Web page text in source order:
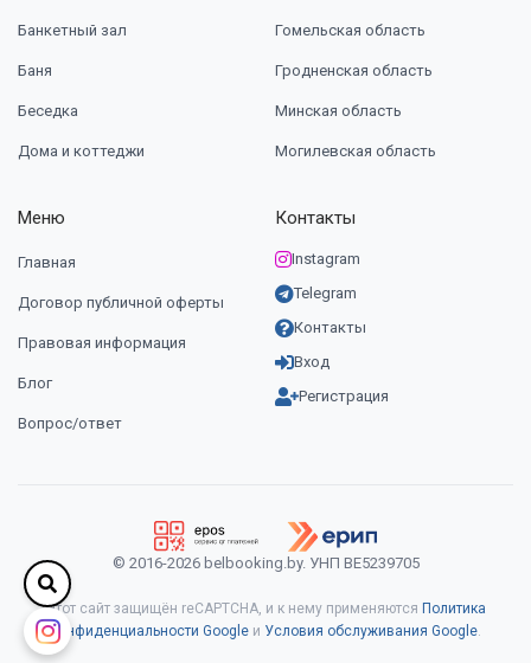
Банкетный зал
Баня
Беседка
Дома и коттеджи
Гомельская область
Гродненская область
Минская область
Могилевская область
Меню
Главная
Договор публичной оферты
Правовая информация
Блог
Вопрос/ответ
Контакты
Instagram
Telegram
Контакты
Вход
Регистрация
© 2016-2026 belbooking.by. УНП ВЕ5239705
Этот сайт защищён reCAPTCHA, и к нему применяются Политика
конфиденциальности Googleи Условия обслуживания Google.